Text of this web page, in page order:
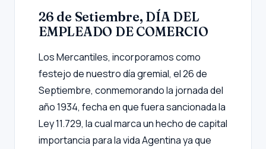
Noticias26 de Setiembre, DÍA DEL
EMPLEADO DE COMERCIO
Los Mercantiles, incorporamos como
festejo de nuestro día gremial, el 26 de
Septiembre, conmemorando la jornada del
año 1934, fecha en que fuera sancionada la
Ley 11.729, la cual marca un hecho de capital
importancia para la vida Agentina ya que